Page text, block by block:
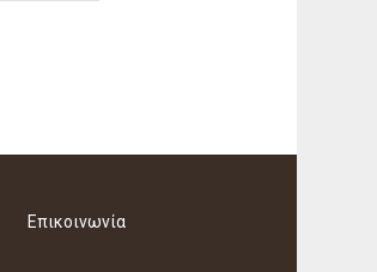
Επικοινωνία